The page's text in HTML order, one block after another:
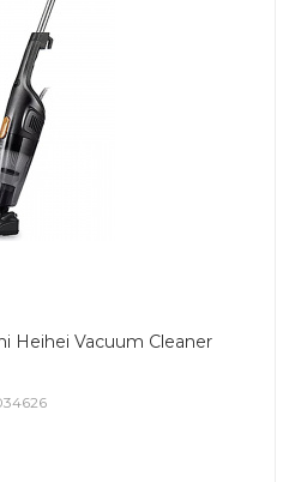
Heihei Vacuum Cleaner